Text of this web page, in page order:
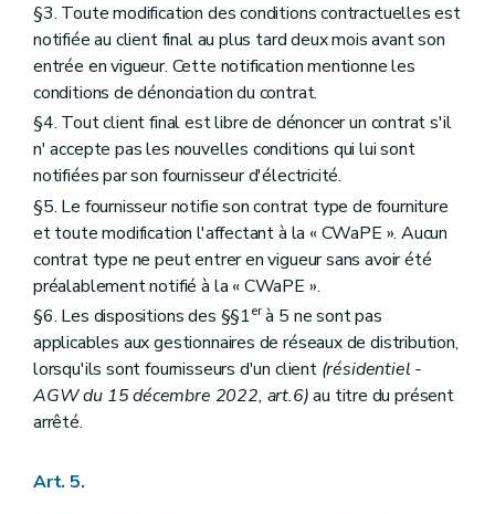
§3. Toute modification des conditions contractuelles est
notifiée au client final au plus tard deux mois avant son
entrée en vigueur. Cette notification mentionne les
conditions de dénonciation du contrat.
§4. Tout client final est libre de dénoncer un contrat s'il
n' accepte pas les nouvelles conditions qui lui sont
notifiées par son fournisseur d'électricité.
§5. Le fournisseur notifie son contrat type de fourniture
et toute modification l'affectant à la « CWaPE ». Aucun
contrat type ne peut entrer en vigueur sans avoir été
préalablement notifié à la « CWaPE ».
§6. Les dispositions des §§1erà 5 ne sont pas
applicables aux gestionnaires de réseaux de distribution,
lorsqu'ils sont fournisseurs d'un client (résidentiel -
AGW du 15 décembre 2022, art.6)au titre du présent
arrêté.
Art. 5.